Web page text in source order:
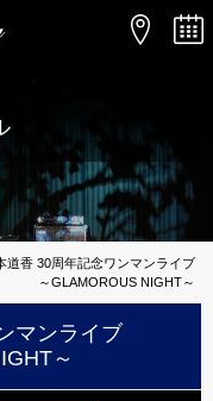
道香 30周年記念ワンマンライブ
～GLAMOROUS NIGHT～
マンライブ
～